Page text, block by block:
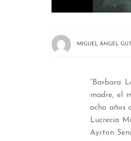
MIGUEL ÁNGEL
“Barbara
madre, el
ocho años
Lucrecia
Ayrton